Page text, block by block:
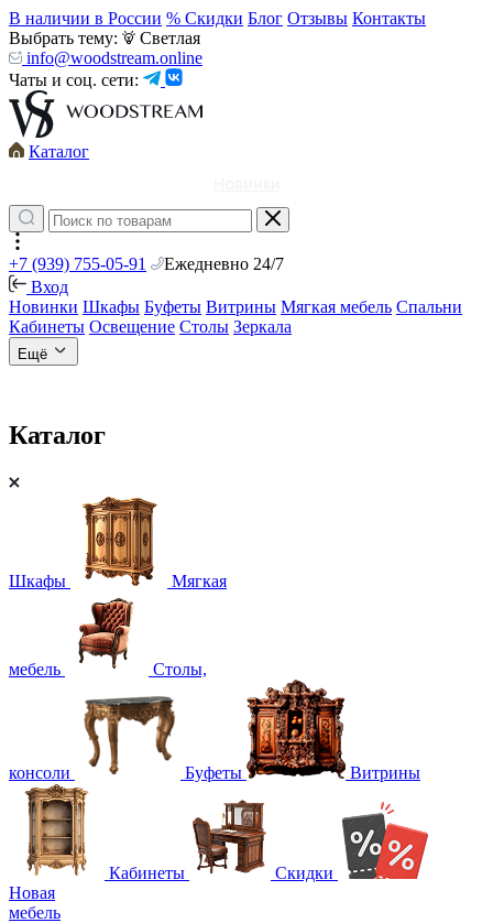
В наличии в России % Скидки Блог Отзывы Контакты
Выбрать тему:
Светлая
info@woodstream.online
Чаты и соц. сети:
Каталог
+7 (939) 755-05-91
Ежедневно 24/7
Вход
Новинки Шкафы Буфеты Витрины Мягкая мебель Спальни
Кабинеты Освещение Столы Зеркала
Ещё
Каталог
Шкафы Мягкая
мебель Столы,
консоли Буфеты Витрины
Кабинеты
Скидки
Новая
мебель